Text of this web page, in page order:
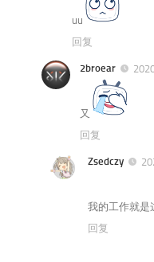
uu
回复
2broear
又
回复
Zsedczy
我的工作就是
回复